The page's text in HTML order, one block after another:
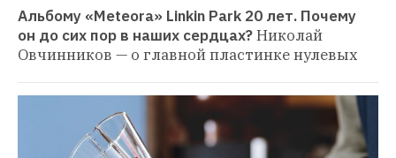
Альбому «Meteora» Linkin Park 20 лет. Почему
он до сих пор в наших сердцах?Николай
Овчинников — о главной пластинке нулевых